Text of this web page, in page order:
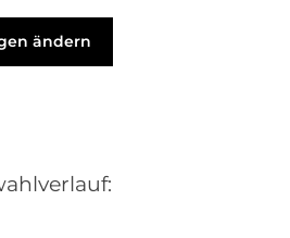
ändern